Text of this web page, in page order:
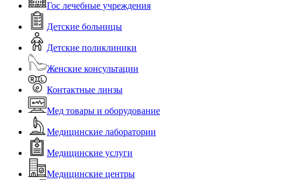
Гос лечебные учреждения
Детские больницы
Детские поликлиники
Женские консультации
Контактные линзы
Мед товары и оборудование
Медицинские лаборатории
Медицинские услуги
Медицинские центры